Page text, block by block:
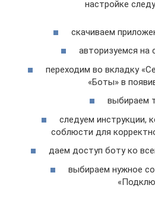
настройке
скачиваем
авторизуемся на
переходим во вкладку
«Боты» в
выбираем
следуем инструкции,
соблюсти для
даем доступ боту ко
выбираем нужное